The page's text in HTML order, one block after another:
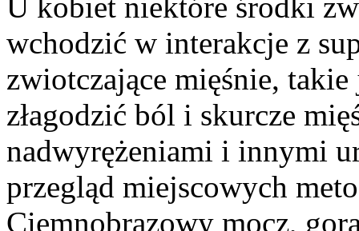
wchodzić w interakcje z
zwiotczające mięśnie,
złagodzić ból i skurcze
nadwyrężeniami i innymi
przegląd miejscowych
Ciemnobrązowy mocz,